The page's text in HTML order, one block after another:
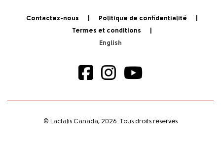
Contactez-nous
Politique de confidentialité
Termes et conditions
© Lactalis Canada, 2026. Tous droits réservés